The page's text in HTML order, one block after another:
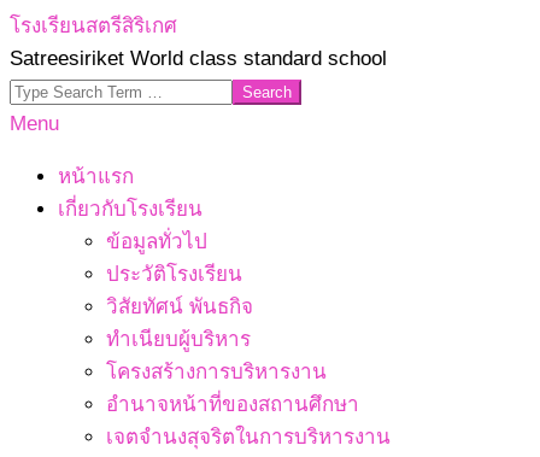
Skip
to
content
โรงเรียนสตรีสิริเกศ
Satreesiriket World class standard school
Search
Primary
Menu
Menu
หน้าแรก
เกี่ยวกับโรงเรียน
ข้อมูลทั่วไป
ประวัติโรงเรียน
วิสัยทัศน์ พันธกิจ
ทำเนียบผู้บริหาร
โครงสร้างการบริหารงาน
อำนาจหน้าที่ของสถานศึกษา
เจตจํานงสุจริตในการบริหารงาน